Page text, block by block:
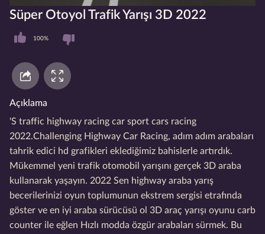
Süper Otoyol Trafik Yarışı 3D 2022
100%
Açıklama
'S traffic highway racing car sport cars racing
2022.Challenging Highway Car Racing, adım adım arabaları
tahrik edici hd grafikleri eklediğimiz bahislerle artırdık.
Mükemmel yeni trafik otomobil yarışını gerçek 3D araba
kullanarak yaşayın. 2022 Sen highway araba yarış
becerilerinizi oyun toplumunun ekstrem sergisi etrafında
göster ve en iyi araba sürücüsü ol 3D araç yarışı oyunu carb
counter ile eğlen Hızlı modda özgür arabaları sürmek. Bu